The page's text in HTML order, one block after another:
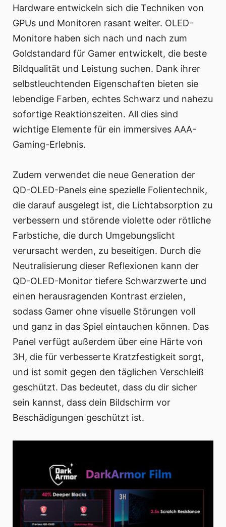
Hardware entwickeln sich die Techniken von
GPUs und Monitoren rasant weiter. OLED-
Monitore haben sich nach und nach zum
Goldstandard für Gamer entwickelt, die beste
Bildqualität und Leistung suchen. Dank ihrer
selbstleuchtenden Eigenschaften bieten sie
lebendige Farben, echtes Schwarz und nahezu
sofortige Reaktionszeiten. All dies sind
wichtige Elemente für ein immersives AAA-
Gaming-Erlebnis.
Zudem verwendet die neue Generation der
QD-OLED-Panels eine spezielle Folientechnik,
die darauf ausgelegt ist, die Lichtabsorption zu
verbessern und störende violette oder rötliche
Farbstiche, die durch Umgebungslicht
verursacht werden, zu beseitigen. Durch die
Neutralisierung dieser Reflexionen kann der
QD-OLED-Monitor tiefere Schwarzwerte und
einen herausragenden Kontrast erzielen,
sodass Gamer ohne visuelle Störungen voll
und ganz in das Spiel eintauchen können. Das
Panel verfügt außerdem über eine Härte von
3H, die für verbesserte Kratzfestigkeit sorgt,
und ist somit gegen den täglichen Verschleiß
geschützt. Das bedeutet, dass du dir sicher
sein kannst, dass dein Bildschirm vor
Beschädigungen geschützt ist.